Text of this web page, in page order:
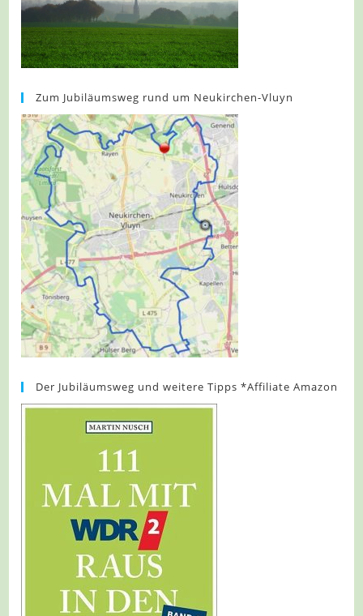
Zum Jubiläumsweg rund um Neukirchen-Vluyn
Der Jubiläumsweg und weitere Tipps *Affiliate Amazon